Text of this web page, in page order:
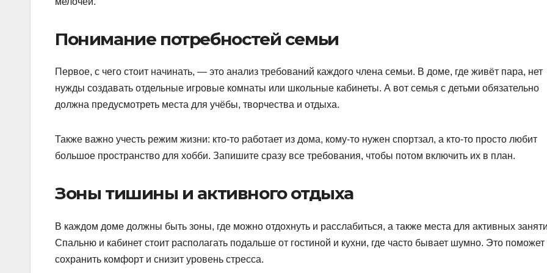
Понимание потребностей семьи
Первое, с чего стоит начинать, — это анализ требований каждого члена семьи. В доме, где живёт пара, нет
нужды создавать отдельные игровые комнаты или школьные кабинеты. А вот семья с детьми обязательно
должна предусмотреть места для учёбы, творчества и отдыха.
Также важно учесть режим жизни: кто-то работает из дома, кому-то нужен спортзал, а кто-то просто любит
большое пространство для хобби. Запишите сразу все требования, чтобы потом включить их в план.
Зоны тишины и активного отдыха
В каждом доме должны быть зоны, где можно отдохнуть и расслабиться, а также места для активных
Спальню и кабинет стоит располагать подальше от гостиной и кухни, где часто бывает шумно. Это поможет
сохранить комфорт и снизит уровень стресса.